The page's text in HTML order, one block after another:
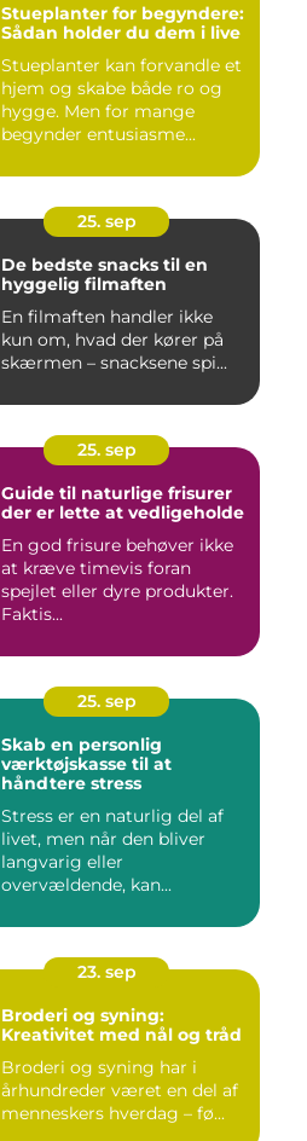
Stueplanter for begyndere:
Sådan holder du dem i live
Stueplanter kan forvandle et
hjem og skabe både ro og
hygge. Men for mange
begynder entusiasme...
25. sep
De bedste snacks til en
hyggelig filmaften
En filmaften handler ikke
kun om, hvad der kører på
skærmen – snacksene spi...
25. sep
Guide til naturlige frisurer
der er lette at vedligeholde
En god frisure behøver ikke
at kræve timevis foran
spejlet eller dyre produkter.
Faktis...
25. sep
Skab en personlig
værktøjskasse til at
håndtere stress
Stress er en naturlig del af
livet, men når den bliver
langvarig eller
overvældende, kan...
23. sep
Broderi og syning:
Kreativitet med nål og tråd
Broderi og syning har i
århundreder været en del af
menneskers hverdag – fø...